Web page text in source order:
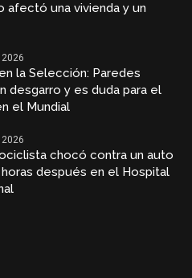
afectó una vivienda y un
2026
la Selección: Paredes
desgarro y es duda para el
el Mundial
2026
chocó contra un auto
después en el Hospital